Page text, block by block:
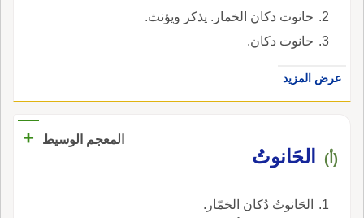
حانوت دكان الخمار. يذكر ويؤنث.
حانوت دكان.
عرض المزيد
المعجم الوسيط +
(أ) الحَانوتُ
الحَانوتُ دُكان الخمّار.